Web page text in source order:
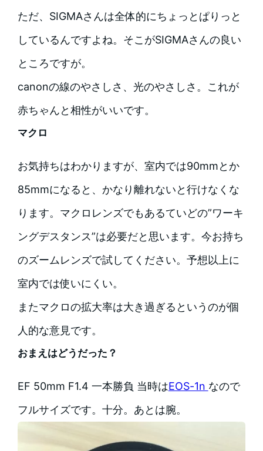
ただ、SIGMAさんは全体的にちょっとぱりっと
しているんですよね。そこがSIGMAさんの良い
ところですが。
canonの線のやさしさ、光のやさしさ。これが
赤ちゃんと相性がいいです。
マクロ
お気持ちはわかりますが、室内では90mmとか
85mmになると、かなり離れないと行けなくな
ります。マクロレンズでもあるていどの”ワーキ
ングデスタンス”は必要だと思います。今お持ち
のズームレンズで試してください。予想以上に
室内では使いにくい。
またマクロの拡大率は大き過ぎるというのが個
人的な意見です。
おまえはどうだった？
EF 50mm F1.4 一本勝負 当時はEOS-1n なので
フルサイズです。十分。あとは腕。